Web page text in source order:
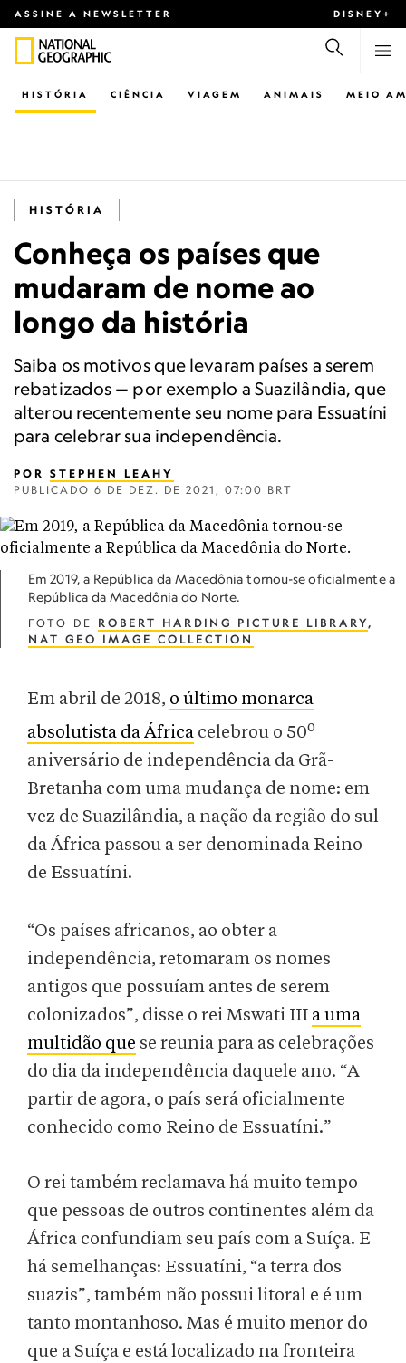
ASSINE A NEWSLETTER DISNEY+
CIÊNCIA VIAGEM ANIMAIS
HISTÓRIA MEIO
HISTÓRIA
Conheça os países que
mudaram de nome ao
longo da história
Saiba os motivos que levaram países a serem
rebatizados — por exemplo a Suazilândia, que
alterou recentemente seu nome para Essuatíni
para celebrar sua independência.
POR STEPHEN LEAHY
PUBLICADO 6 DE DEZ. DE 2021, 07:00 BRT
Em 2019, a República da Macedônia tornou-se oficialmente a
República da Macedônia do Norte.
FOTO DE ROBERT HARDING PICTURE LIBRARY,
NAT GEO IMAGE COLLECTION
Em abril de 2018, o último monarca
absolutista da África celebrou o 50o
aniversário de independência da Grã-
Bretanha com uma mudança de nome: em
vez de Suazilândia, a nação da região do sul
da África passou a ser denominada Reino
de Essuatíni.
“Os países africanos, ao obter a
independência, retomaram os nomes
antigos que possuíam antes de serem
colonizados”, disse o rei Mswati III a uma
multidão que se reunia para as celebrações
do dia da independência daquele ano. “A
partir de agora, o país será oficialmente
conhecido como Reino de Essuatíni.”
O rei também reclamava há muito tempo
que pessoas de outros continentes além da
África confundiam seu país com a Suíça. E
há semelhanças: Essuatíni, “a terra dos
suazis”, também não possui litoral e é um
tanto montanhoso. Mas é muito menor do
que a Suíça e está localizado na fronteira